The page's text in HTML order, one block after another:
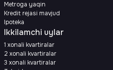
Metroga yaqin
Kredit rejasi mavjud
Ipoteka
Ikkilamchi uylar
1 xonali kvartiralar
2 xonali kvartiralar
3 xonali kvartiralar